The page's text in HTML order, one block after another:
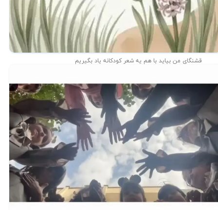
قشنگای من بيايد با هم یه شعر کودکانه ياد بگیریم